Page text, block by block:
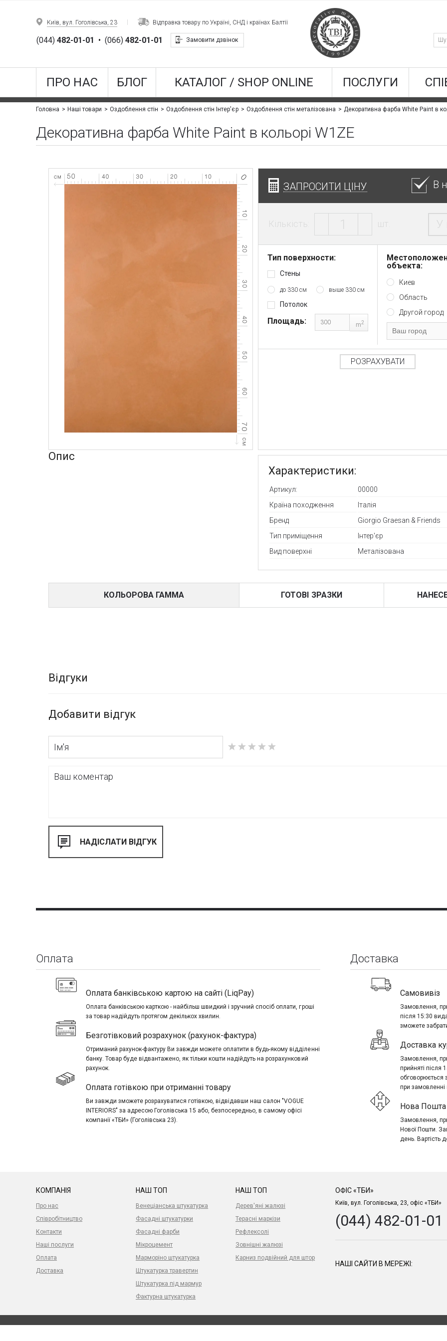
Київ, вул. Гоголівська, 23 Відправка товару по Україні, СНД і країнах Балтії
(044)482-01-01 • (066)482-01-01 Замовити дзвінок
ПРО НАС БЛОГ КАТАЛОГ / SHOP ONLINE ПОСЛУГИ
Головна Наші товари Оздоблення стін Оздоблення стін Інтер'єр Оздоблення стін металізована Декоративна фарба White Paint в
Декоративна фарба White Paint в кольорі W1ZE
ЗАПРОСИТИ ЦІНУ В
Кількість: шт. У
Тип поверхности:
Стены
до 330 см выше 330 см
Потолок
Площадь: m2
объекта:
Киев
Область
Другой город
РОЗРАХУВАТИ
Характеристики:
Артикул:
00000
Країна походження
Італія
Бренд
Giorgio Graesan & Friends
Тип приміщення
Інтер'єр
Вид поверхні
Металізована
Опис
КОЛЬОРОВА ГАММА ГОТОВІ ЗРАЗКИ
Відгуки
Добавити відгук
Оплата
Оплата банківською картою на сайті (LiqPay)
Оплата банківською карткою - найбільш швидкий і зручний спосіб оплати, гроші
за товар надійдуть протягом декількох хвилин.
Безготівковий розрахунок (рахунок-фактура)
Отриманий рахунок-фактуру Ви завжди можете оплатити в будь-якому відділенні
банку. Товар буде відвантажено, як тільки кошти надійдуть на розрахунковий
рахунок.
Оплата готівкою при отриманні товару
Ви завжди зможете розрахуватися готівкою, відвідавши наш салон "VOGUE
INTERIORS" за адресою Гоголівська 15 або, безпосередньо, в самому офісі
компанії «ТБИ» (Гоголівська 23).
Доставка
Самовивіз
Замовлення,
після 15:30
зможете
Доставка
Замовлення,
прийняті після
обговорюється
при замовленні
Нова Пошта
Замовлення,
Нової Пошти.
день. Вартість
КОМПАНІЯ
Про нас
Співробітництво
Контакти
Наші послуги
Оплата
Доставка
НАШ ТОП
Венеціанська штукатурка
Фасадні штукатурки
Фасадні фарби
Мікроцемент
Марморіно штукатурка
Штукатурка травертин
Штукатурка під мармур
Фактурна штукатурка
НАШ ТОП
Дерев'яні жалюзі
Терасні маркізи
Рефлексолі
Зовнішні жалюзі
Карниз подвійний для штор
ОФІС «ТБИ»
Київ, вул. Гоголівська, 23, офіс «ТБИ»
(044) 482-01-01
НАШІ САЙТИ В МЕРЕЖІ: